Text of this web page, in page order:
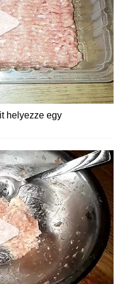
helyezze egy